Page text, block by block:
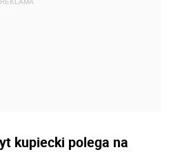
kupiecki polega na